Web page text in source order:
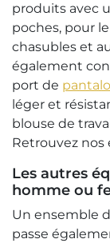
produits avec
poches, pour
chasubles et
également
port de
léger et
blouse de
Retrouvez nos
Les autres
homme ou
Un ensemble
passe